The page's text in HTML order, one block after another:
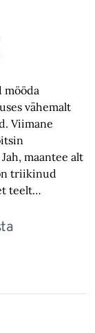
mööda
vähemalt
Viimane
maantee alt
triikinud
teelt…